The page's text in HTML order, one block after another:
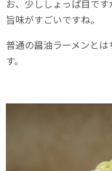
お、少ししょっぱ目です
旨味がすごいですね。
普通の醤油ラーメンと
す。